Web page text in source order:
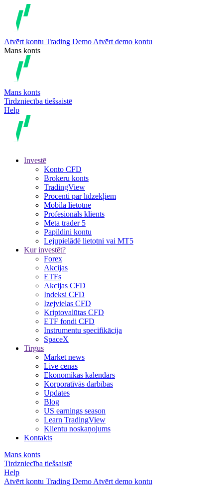
Atvērt kontu Trading Demo Atvērt demo kontu
Mans konts
Mans konts
Tirdzniecība tiešsaistē
Help
Investē
Konto CFD
Brokeru konts
TradingView
Procenti par līdzekļiem
Mobilā lietotne
Profesionāls klients
Meta trader 5
Papildini kontu
Lejupielādē lietotni vai MT5
Kur investēt?
Forex
Akcijas
ETFs
Akcijas CFD
Indeksi CFD
Izejvielas CFD
Kriptovalūtas CFD
ETF fondi CFD
Instrumentu specifikācija
SpaceX
Tirgus
Market news
Live cenas
Ekonomikas kalendārs
Korporatīvās darbības
Updates
Blog
US earnings season
Learn TradingView
Klientu noskaņojums
Kontakts
Mans konts
Tirdzniecība tiešsaistē
Help
Atvērt kontu Trading Demo Atvērt demo kontu